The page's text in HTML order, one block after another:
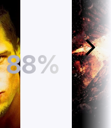
Další
88%